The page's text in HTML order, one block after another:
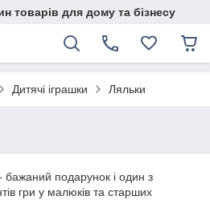
товарів для дому та бізнесу
Дитячі іграшки Ляльки
бажаний подарунок і один з
гри у малюків та старших